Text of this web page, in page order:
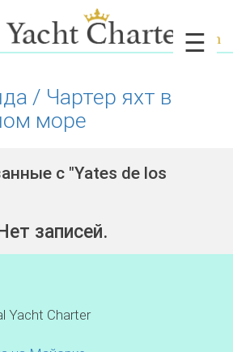
☰
/ Чартер яхт в
море
с "Yates de los
Нет записей.
Yacht Charter